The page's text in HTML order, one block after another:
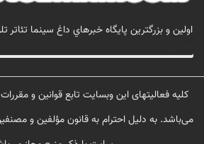
اولين و بزرگترين پايگاه خبرهاي داغ سينما تئاتر
کلیه فعالیتهای این وبسایت تابع قوانین و
می‌باشد. به دلیل احترام به قانون مؤلفین و